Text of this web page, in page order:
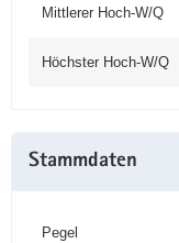
Mittlerer Hoch-W/Q
Höchster Hoch-W/Q
Stammdaten
Pegel